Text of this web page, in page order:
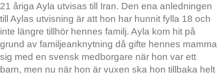
21 åriga Ayla utvisas till Iran. Den ena anledningen
till Aylas utvisning är att hon har hunnit fylla 18 och
inte längre tillhör hennes familj. Ayla kom hit på
grund av familjeanknytning då gifte hennes mamma
sig med en svensk medborgare när hon var ett
barn, men nu när hon är vuxen ska hon tillbaka helt